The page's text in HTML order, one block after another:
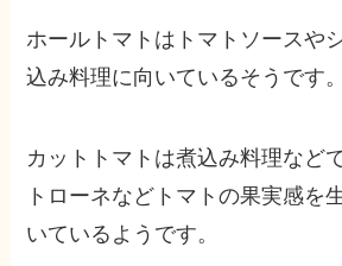
ホールトマトは トマトソースや
込み料理に向いているそうです。
カットトマトは煮込み料理など
トローネなどトマトの果実感を
いているようです。